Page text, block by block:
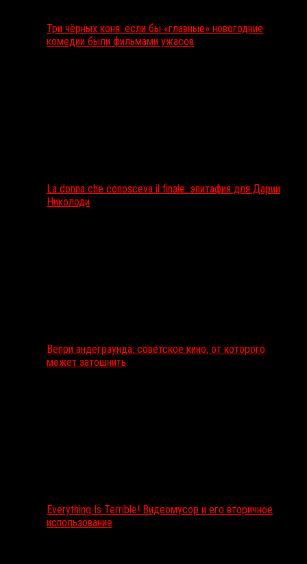
Три чёрных коня: если бы «главные» новогодние
комедии были фильмами ужасов
La donna che conosceva il finale: эпитафия для Дарии
Николоди
Вепри андеграунда: советское кино, от которого
может затошнить
Everything Is Terrible! Видеомусор и его вторичное
использование